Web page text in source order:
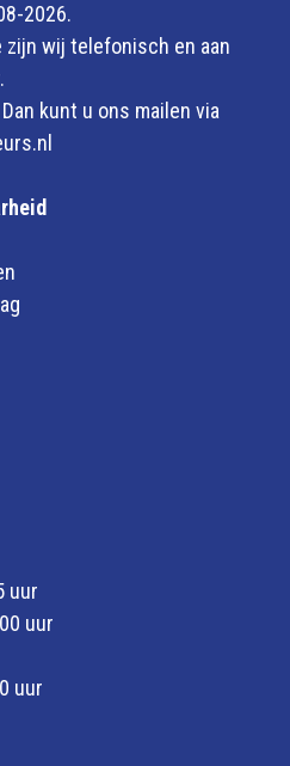
2026.
zijn wij telefonisch en aan
kunt u ons mailen via
uur
uur
uur